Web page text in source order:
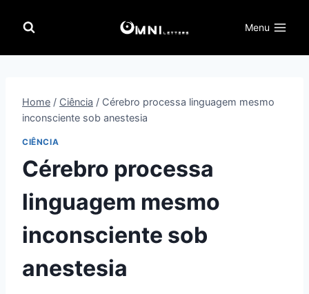
para
Menu
Home / Ciência / Cérebro processa linguagem mesmo
inconsciente sob anestesia
CIÊNCIA
Cérebro processa
linguagem mesmo
inconsciente sob
anestesia